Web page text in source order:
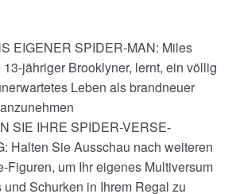
EIGENER SPIDER-MAN: Miles
jähriger Brooklyner, lernt, ein völlig
Leben als brandneuer
SIE IHRE SPIDER-VERSE-
Halten Sie Ausschau nach weiteren
Figuren, um Ihr eigenes Multiversum
Schurken in Ihrem Regal zu